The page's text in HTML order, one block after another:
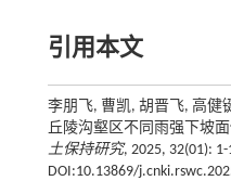
引用本文
李朋飞, 曹凯, 胡晋飞, 高健
丘陵沟壑区不同雨强下坡
土保持研究, 2025, 32(01): 1-
DOI:10.13869/